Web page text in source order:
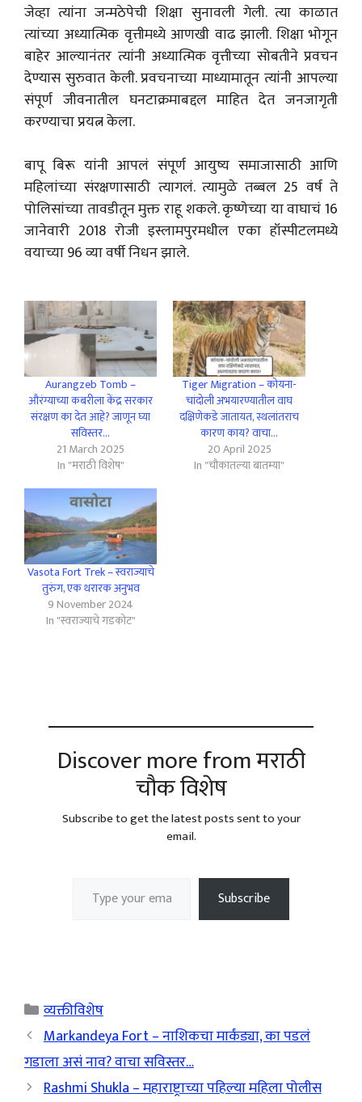
जेव्हा त्यांना जन्मठेपेची शिक्षा सुनावली गेली. त्या काळात
त्यांच्या अध्यात्मिक वृत्तीमध्ये आणखी वाढ झाली. शिक्षा भोगून
बाहेर आल्यानंतर त्यांनी अध्यात्मिक वृत्तीच्या सोबतीने प्रवचन
देण्यास सुरुवात केली. प्रवचनाच्या माध्यामातून त्यांनी आपल्या
संपूर्ण जीवनातील घनटाक्रमाबद्दल माहित देत जनजागृती
करण्याचा प्रयत्न केला.
बापू बिरू यांनी आपलं संपूर्ण आयुष्य समाजासाठी आणि
महिलांच्या संरक्षणासाठी त्यागलं. त्यामुळे तब्बल 25 वर्ष ते
पोलिसांच्या तावडीतून मुक्त राहू शकले. कृष्णेच्या या वाघाचं 16
जानेवारी 2018 रोजी इस्लामपुरमधील एका हॉस्पीटलमध्ये
वयाच्या 96 व्या वर्षी निधन झाले.
Aurangzeb Tomb –
औरंग्याच्या कबरीला केंद्र सरकार
संरक्षण का देत आहे? जाणून घ्या
सविस्तर…
21 March 2025
In "मराठी विशेष"
Tiger Migration – कोयना-
चांदोली अभयारण्यातील वाघ
दक्षिणेकडे जातायत, स्थलांतराच
कारण काय? वाचा…
20 April 2025
In "चौकातल्या बातम्या"
Vasota Fort Trek – स्वराज्याचे
तुरुंग, एक थरारक अनुभव
9 November 2024
In "स्वराज्याचे गडकोट"
Discover more from मराठी
चौक विशेष
Subscribe to get the latest posts sent to your
email.
Subscribe
Categories
व्यक्तीविशेष
Markandeya Fort – नाशिकचा मार्कंड्या, का पडलं
गडाला असं नाव? वाचा सविस्तर…
Rashmi Shukla – महाराष्ट्राच्या पहिल्या महिला पोलीस